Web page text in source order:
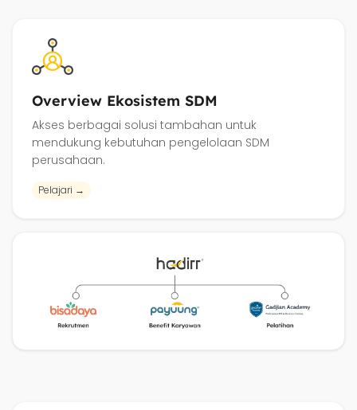
Overview Ekosistem SDM
Akses berbagai solusi tambahan untuk
mendukung kebutuhan pengelolaan SDM
perusahaan.
Pelajari →